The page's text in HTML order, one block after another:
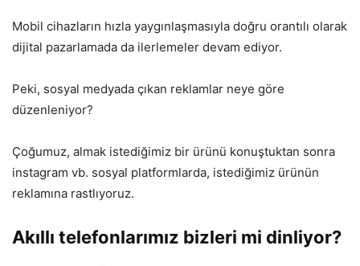
Mobil cihazların hızla yaygınlaşmasıyla doğru orantılı olarak
dijital pazarlamada da ilerlemeler devam ediyor.
Peki, sosyal medyada çıkan reklamlar neye göre
düzenleniyor?
Çoğumuz, almak istediğimiz bir ürünü konuştuktan sonra
instagram vb. sosyal platformlarda, istediğimiz ürünün
reklamına rastlıyoruz.
Akıllı telefonlarımız bizleri mi dinliyor?